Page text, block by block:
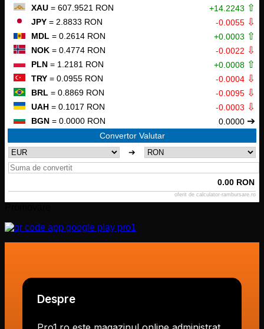
XAU = 607.9521 RON +14.2243 ⇧
JPY = 2.8833 RON -0.0055 ⇩
MDL = 0.2614 RON +0.0003 ⇧
NOK = 0.4774 RON -0.0022 ⇩
PLN = 1.2181 RON +0.0008 ⇧
TRY = 0.0955 RON -0.0004 ⇩
BRL = 0.8869 RON -0.0095 ⇩
UAH = 0.1017 RON -0.0003 ⇩
BGN = 0.0000 RON 0.0000 ➔
Convertor Valutar
➔
0.00 RON
oferit decalculator-rambursare.ro
Despre